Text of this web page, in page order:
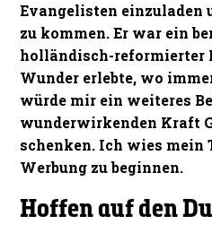
Evangelisten einzuladen
zu kommen. Er war ein
holländisch-reformierter
Wunder erlebte, wo
würde mir ein weiteres
wunderwirkenden Kraft
schenken. Ich wies mein
Werbung zu beginnen.
Hoffen auf den